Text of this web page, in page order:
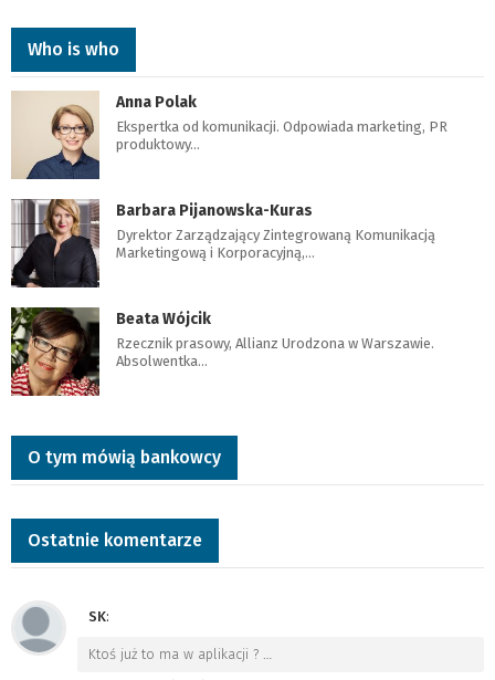
Who is who
Anna Polak
Ekspertka od komunikacji. Odpowiada marketing, PR
produktowy…
Barbara Pijanowska-Kuras
Dyrektor Zarządzający Zintegrowaną Komunikacją
Marketingową i Korporacyjną,…
Beata Wójcik
Rzecznik prasowy, Allianz Urodzona w Warszawie.
Absolwentka…
O tym mówią bankowcy
Ostatnie komentarze
SK:
Ktoś już to ma w aplikacji ? …